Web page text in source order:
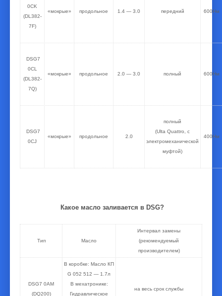
0CK
(DL382-
7F)
«мокрые» продольное 1.4 — 3.0 передний 600Нм
DSG7
0CL
(DL382-
7Q)
«мокрые» продольное 2.0 — 3.0 полный 600Нм
DSG7
0СJ
«мокрые» продольное 2.0
полный
(Ulta Quattro, c
электромеханической
муфтой)
400Нм
Какое масло заливается в DSG?
Тип Масло
Интервал замены
(рекомендуемый
производителем)
DSG7 0AM
(DQ200)
В коробке: Масло КП
G 052 512 — 1.7л
В мехатронике:
Гидравлическое
на весь срок службы